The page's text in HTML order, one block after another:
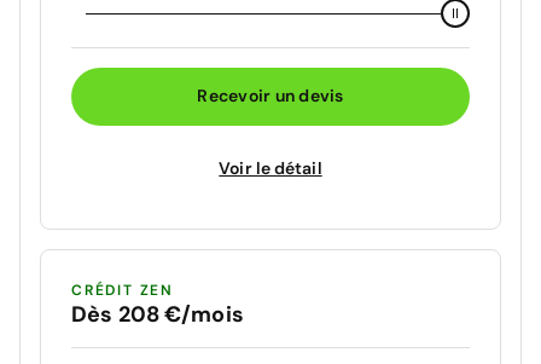
Recevoir un devis
Voir le détail
CRÉDIT ZEN
Dès 208 €/mois